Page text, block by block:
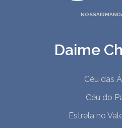
Daime
Céu das
Céu do
Estrela no